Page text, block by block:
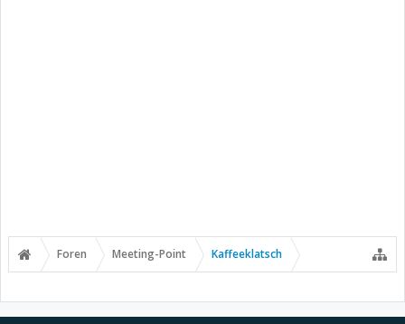
Foren Meeting-Point Kaffeeklatsch